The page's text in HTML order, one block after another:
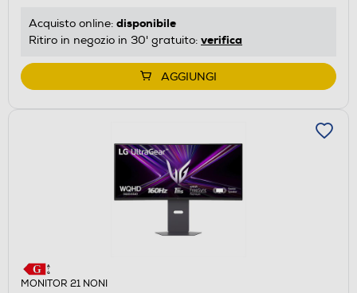
Acquisto online: disponibile
Ritiro in negozio in 30' gratuito: verifica
AGGIUNGI
MONITOR 21 NONI